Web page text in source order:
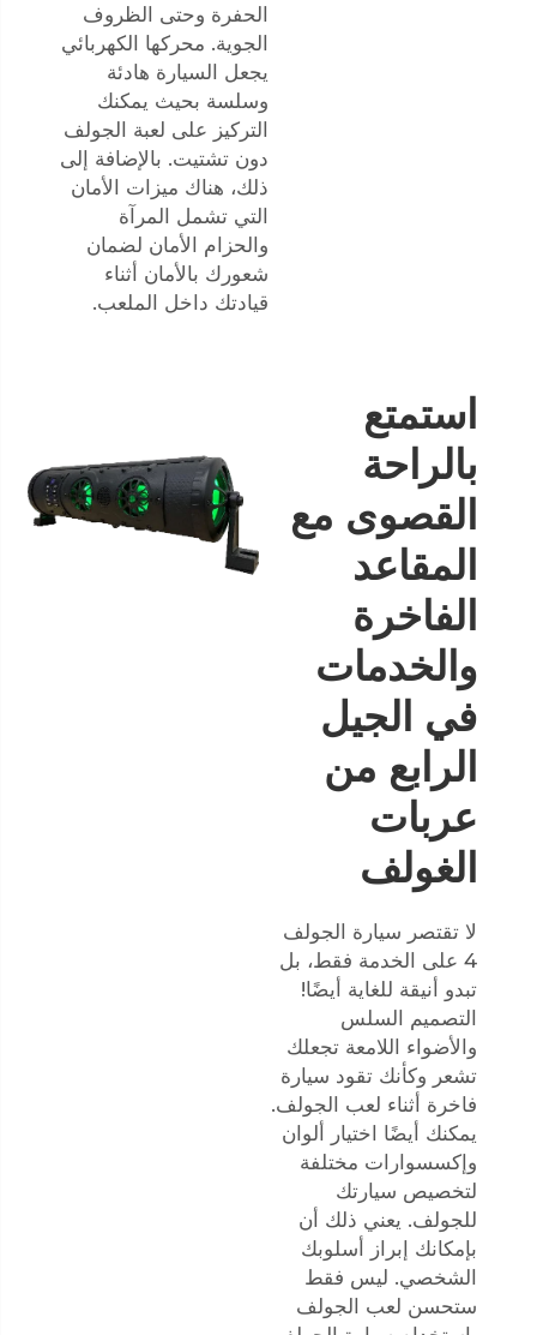
الحفرة وحتى الظروف
الجوية. محركها الكهربائي
يجعل السيارة هادئة
وسلسة بحيث يمكنك
التركيز على لعبة الجولف
دون تشتيت. بالإضافة إلى
ذلك، هناك ميزات الأمان
التي تشمل المرآة
والحزام الأمان لضمان
شعورك بالأمان أثناء
قيادتك داخل الملعب.
استمتع
بالراحة
القصوى مع
المقاعد
الفاخرة
والخدمات
في الجيل
الرابع من
عربات
الغولف
لا تقتصر سيارة الجولف
4 على الخدمة فقط، بل
تبدو أنيقة للغاية أيضًا!
التصميم السلس
والأضواء اللامعة تجعلك
تشعر وكأنك تقود سيارة
فاخرة أثناء لعب الجولف.
يمكنك أيضًا اختيار ألوان
وإكسسوارات مختلفة
لتخصيص سيارتك
للجولف. يعني ذلك أن
بإمكانك إبراز أسلوبك
الشخصي. ليس فقط
ستحسن لعب الجولف